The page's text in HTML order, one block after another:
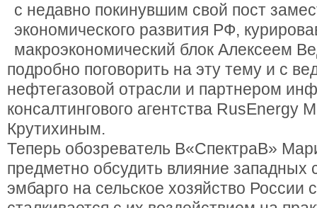
с недавно покинувшим свой пост
экономического развития РФ,
макроэкономический блок Алексеем
подробно поговорить на эту тему и с
нефтегазовой отрасли и партнером
консалтингового агентства RusEnergy
Крутихиным.
Теперь обозреватель В«СпектраВ»
предметно обсудить влияние западных
эмбарго на сельское хозяйство России